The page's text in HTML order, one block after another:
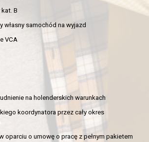
B
własny samochód na wyjazd
VCA
na holenderskich warunkach
koordynatora przez cały okres
oparciu o umowę o pracę z pełnym pakietem